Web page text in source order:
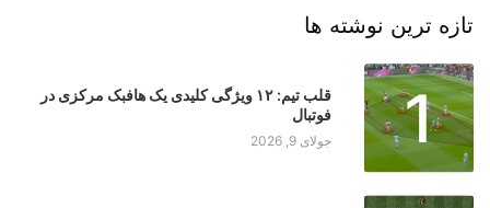
تازه ترین نوشته ها
1
قلب تیم: ۱۲ ویژگی کلیدی یک هافبک مرکزی در
فوتبال
جولای 9, 2026